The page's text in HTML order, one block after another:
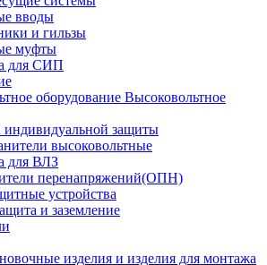
вводы
и гильзы
муфты
для СИП
Высоковольтное
индивидуальной защиты
высоковольтные
для ВЛЗ
перенапряжений(ОПН)
устройства
и заземление